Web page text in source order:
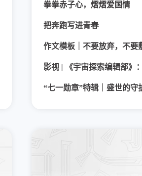
拳拳赤子心，熠熠爱国情
把奔跑写进青春
“七一勋章”特辑｜盛世的守